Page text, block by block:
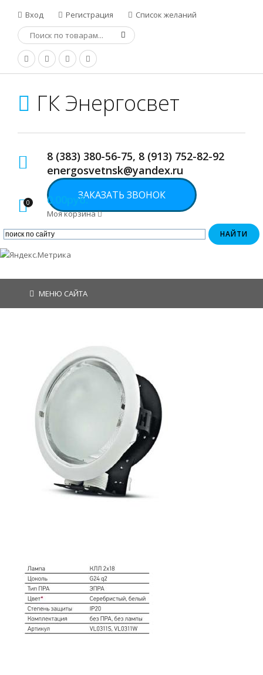
Вход Регистрация Список желаний
ГК Энергосвет
8 (383) 380-56-75, 8 (913) 752-82-92
energosvetnsk@yandex.ru
ЗАКАЗАТЬ ЗВОНОК
0 0.00руб.
Моя корзина
МЕНЮ САЙТА